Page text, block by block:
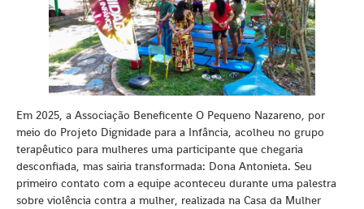
Em 2025, a Associação Beneficente O Pequeno Nazareno, por
meio do Projeto Dignidade para a Infância, acolheu no grupo
terapêutico para mulheres uma participante que chegaria
desconfiada, mas sairia transformada: Dona Antonieta. Seu
primeiro contato com a equipe aconteceu durante uma palestra
sobre violência contra a mulher, realizada na Casa da Mulher